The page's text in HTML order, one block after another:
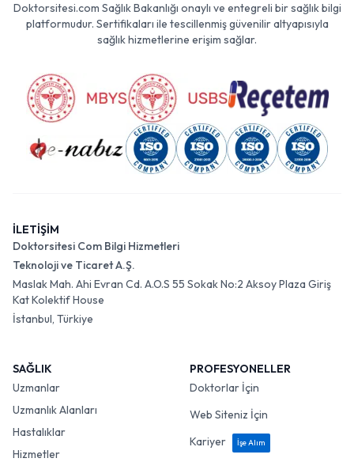
Doktorsitesi.com Sağlık Bakanlığı onaylı ve entegreli bir sağlık bilgi
platformudur. Sertifikaları ile tescillenmiş güvenilir altyapısıyla
sağlık hizmetlerine erişim sağlar.
İLETİŞİM
Doktorsitesi Com Bilgi Hizmetleri
Teknoloji ve Ticaret A.Ş.
Maslak Mah. Ahi Evran Cd. A.O.S 55 Sokak No:2 Aksoy Plaza Giriş
Kat Kolektif House
İstanbul, Türkiye
SAĞLIK
Uzmanlar
Uzmanlık Alanları
Hastalıklar
Hizmetler
PROFESYONELLER
Doktorlar İçin
Web Siteniz İçin
Kariyer
İşe Alım